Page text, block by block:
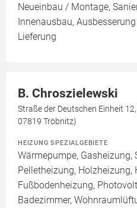
Neueinbau / Montage,
Innenausbau,
Lieferung
B. Chroszielewski
Straße der Deutschen Einheit
07819 Tröbnitz)
HEIZUNG SPEZIALGEBIETE
Wärmepumpe, Gasheizung,
Pelletheizung, Holzheizung,
Fußbodenheizung,
Badezimmer,